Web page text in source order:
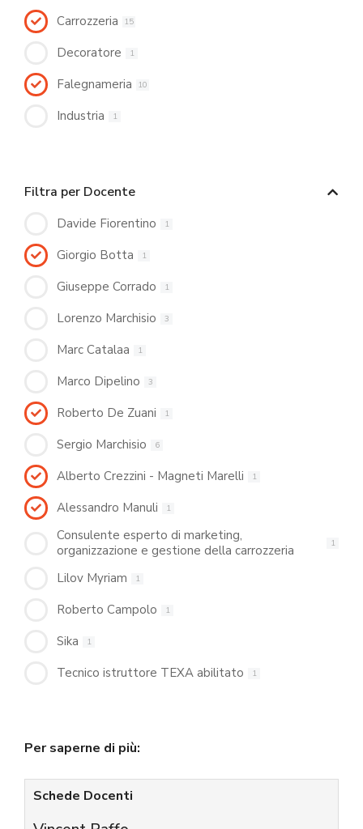
Carrozzeria 15
Decoratore 1
Falegnameria 10
Industria 1
Filtra per Docente
Davide Fiorentino 1
Giorgio Botta 1
Giuseppe Corrado 1
Lorenzo Marchisio 3
Marc Catalaa 1
Marco Dipelino 3
Roberto De Zuani 1
Sergio Marchisio 6
Alberto Crezzini - Magneti Marelli 1
Alessandro Manuli 1
Consulente esperto di marketing,
organizzazione e gestione della carrozzeria
1
Lilov Myriam 1
Roberto Campolo 1
Sika 1
Tecnico istruttore TEXA abilitato 1
Per saperne di più:
Schede Docenti